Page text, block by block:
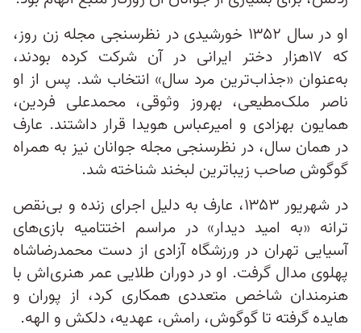
او در سال ۱۳۵۲ خورشیدی در نظرسنجی مجله زن روز،
که ۱۷هزار دختر ایرانی در آن شرکت کرده بودند،
به‌عنوان «جذاب‌ترین مرد سال» انتخاب شد. پس از او
ناصر ملک‌مطیعی، بهروز وثوقی، محمدعلی فردین،
همایون بهزادی و امیرعباس هویدا قرار داشتند. عارف
در همان سال، در نظرسنجی مجله جوانان نیز به همراه
گوگوش صاحب زیباترین لبخند شناخته شد.
در شهریور ۱۳۵۳، عارف به دلیل اجرای زنده و بی‌نقص
ترانه «به امید دیدار» در مراسم اختتامیه بازی‌های
آسیایی تهران در ورزشگاه آزادی از دست محمدرضاشاه
پهلوی مدال گرفت. او در دوران طلایی عمر هنری‌اش با
هنرمندان شاخص متعددی همکاری کرد، از پوران و
هایده گرفته تا گوگوش، رامش، عهدیه، دلکش و الهه.